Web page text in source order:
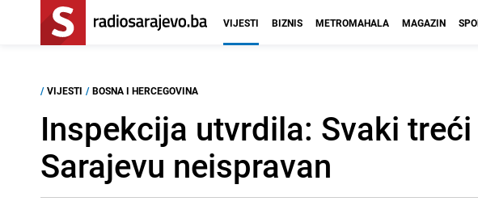
VIJESTI BIZNIS METROMAHALA MAGAZIN
/ VIJESTI / BOSNA I HERCEGOVINA
Inspekcija utvrdila: Svaki
Sarajevu neispravan